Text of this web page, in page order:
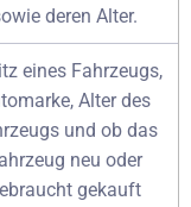
deren Alter.
eines Fahrzeugs,
Alter des
und ob das
neu oder
gekauft